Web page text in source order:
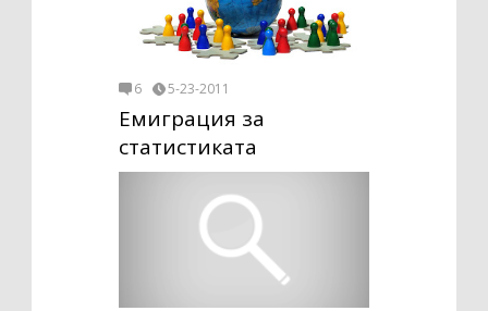
6 5-23-2011
Емиграция за
статистиката